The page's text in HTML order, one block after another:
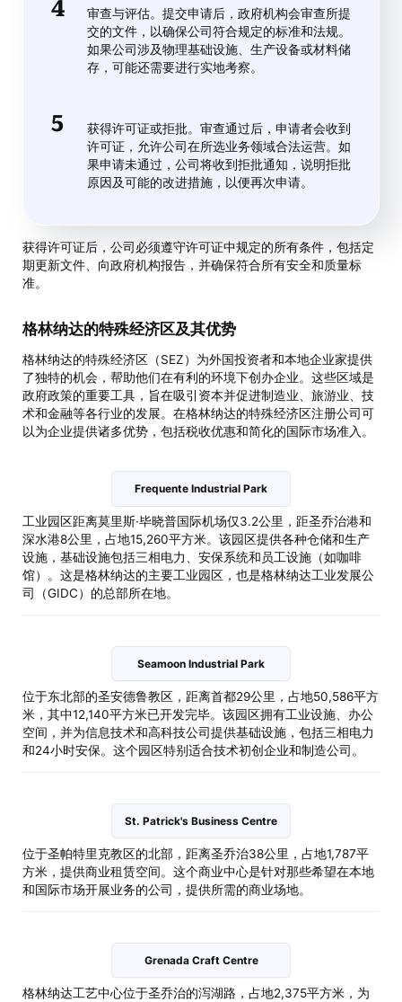
审查与评估。提交申请后，政府机构会审查所提
交的文件，以确保公司符合规定的标准和法规。
如果公司涉及物理基础设施、生产设备或材料储
存，可能还需要进行实地考察。
获得许可证或拒批。审查通过后，申请者会收到
许可证，允许公司在所选业务领域合法运营。如
果申请未通过，公司将收到拒批通知，说明拒批
原因及可能的改进措施，以便再次申请。
获得许可证后，公司必须遵守许可证中规定的所有条件，包括定
期更新文件、向政府机构报告，并确保符合所有安全和质量标
准。
格林纳达的特殊经济区及其优势
格林纳达的特殊经济区（SEZ）为外国投资者和本地企业家提供
了独特的机会，帮助他们在有利的环境下创办企业。这些区域是
政府政策的重要工具，旨在吸引资本并促进制造业、旅游业、技
术和金融等各行业的发展。在格林纳达的特殊经济区注册公司可
以为企业提供诸多优势，包括税收优惠和简化的国际市场准入。
Frequente Industrial Park
工业园区距离莫里斯·毕晓普国际机场仅3.2公里，距圣乔治港和
深水港8公里，占地15,260平方米。该园区提供各种仓储和生产
设施，基础设施包括三相电力、安保系统和员工设施（如咖啡
馆）。这是格林纳达的主要工业园区，也是格林纳达工业发展公
司（GIDC）的总部所在地。
Seamoon Industrial Park
位于东北部的圣安德鲁教区，距离首都29公里，占地50,586平方
米，其中12,140平方米已开发完毕。该园区拥有工业设施、办公
空间，并为信息技术和高科技公司提供基础设施，包括三相电力
和24小时安保。这个园区特别适合技术初创企业和制造公司。
St. Patrick's Business Centre
位于圣帕特里克教区的北部，距离圣乔治38公里，占地1,787平
方米，提供商业租赁空间。这个商业中心是针对那些希望在本地
和国际市场开展业务的公司，提供所需的商业场地。
Grenada Craft Centre
格林纳达工艺中心位于圣乔治的泻湖路，占地2,375平方米，为